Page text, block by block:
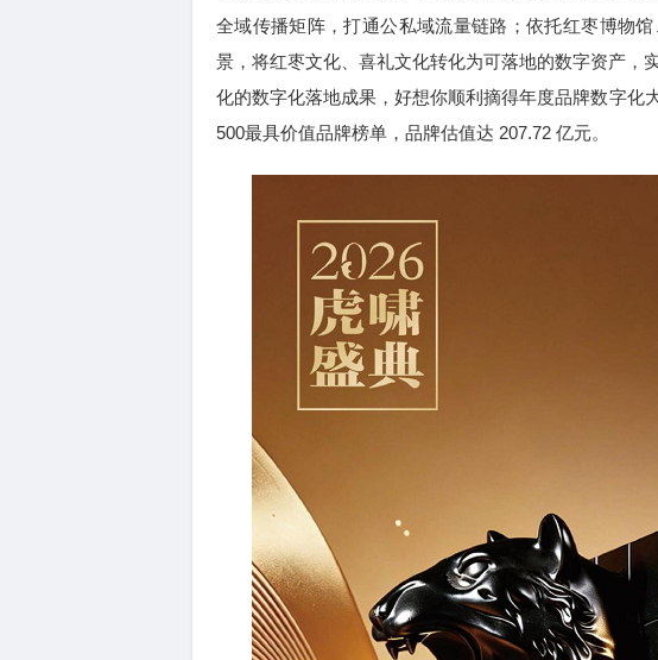
全域传播矩阵，打通公私域流量链路；依托红枣博物
景，将红枣文化、喜礼文化转化为可落地的数字资产，
化的数字化落地成果，好想你顺利摘得年度品牌数字化
500最具价值品牌榜单，品牌估值达 207.72 亿元。